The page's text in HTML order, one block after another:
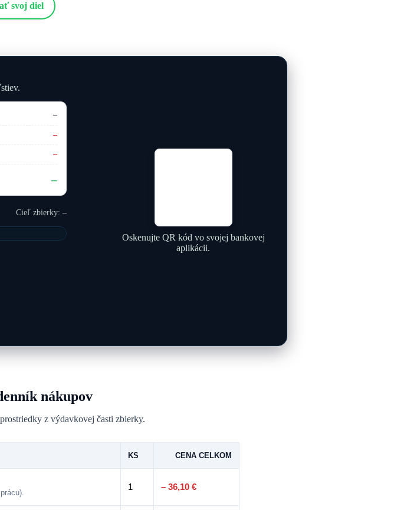
svoj diel
–
–
–
–
Cieľ zbierky:–
Oskenujte QR kód vo svojej bankovej
aplikácii.
nákupov
z výdavkovej časti zbierky.
KS CENA CELKOM
1 – 36,10 €